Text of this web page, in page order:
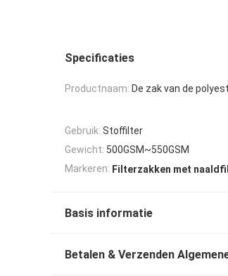
Specificaties
Productnaam: De zak van de
Gebruik: Stoffilter
Gewicht: 500GSM~550GSM
Markeren: Filterzakken met
Basis informatie
Betalen & Verzenden